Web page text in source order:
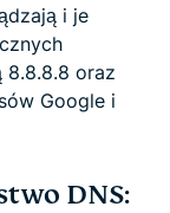
i je
8.8.8.8 oraz
Google i
DNS: